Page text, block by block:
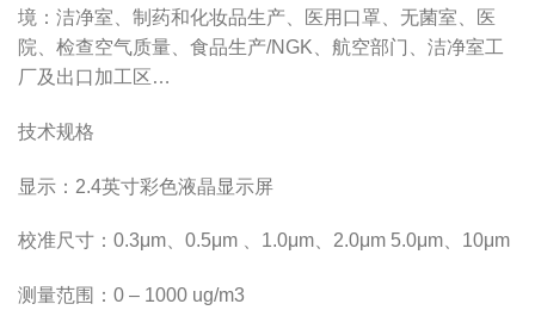
境：洁净室、制药和化妆品生产、医用口罩、无菌室、医
院、检查空气质量、食品生产/NGK、航空部门、洁净室工
厂及出口加工区…
技术规格
显示：2.4英寸彩色液晶显示屏
校准尺寸：0.3μm、0.5μm 、1.0μm、2.0μm 5.0μm、10μm
测量范围：0 – 1000 ug/m3